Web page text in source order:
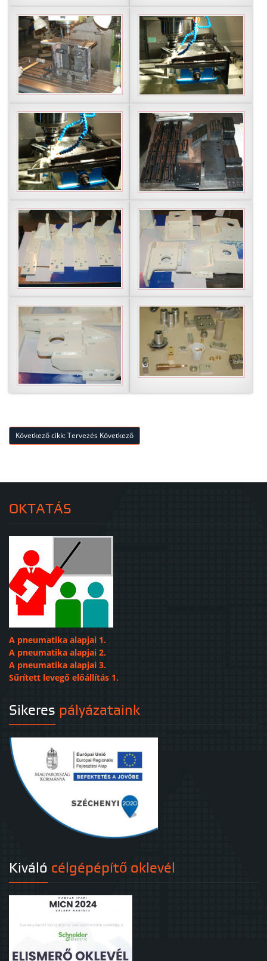
Következő cikk: Tervezés Következő
OKTATÁS
A pneumatika alapjai 1.
A pneumatika alapjai 2.
A pneumatika alapjai 3.
Sűrített levegő előállítás 1.
Sikeres pályázataink
Kiváló célgépépítő oklevél